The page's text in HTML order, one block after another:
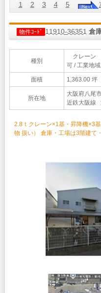
1
2 3 4 5
物件ｺｰﾄﾞ 11910-36351 倉
種別
クレーン
可 / 工業地域
面積 1,363.00 坪
所在地
大阪府八尾
近鉄大阪線
2.8ｔクレーン×1基・昇降機×3
物 扱い） 倉庫・工場は3階建て